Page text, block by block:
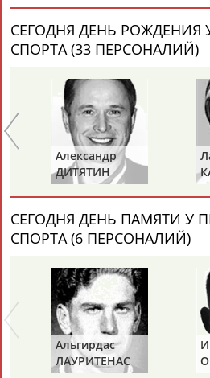
Каримжан
АБДРАХМАНОВ
Аделя
АБДРАХМАНОВА
АБДУЛАЕВ
Тагир
АБДУЛАЕВ
Камалудин
АБДУЛДАУДОВ
Абдула
АБДУЛЖАЛИЛОВ
24 персон из 13181
ЕЩЁ
СЕГОДНЯ ДЕНЬ РОЖДЕНИЯ
СПОРТА (33 ПЕРСОНАЛИЙ)
Александр
ДИТЯТИН
СЕГОДНЯ ДЕНЬ ПАМЯТИ У
СПОРТА (6 ПЕРСОНАЛИЙ)
Альгирдас
ЛАУРИТЕНАС